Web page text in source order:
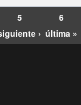
5
6
› última »